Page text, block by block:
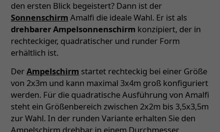
den ersten Blick begeistert? Dann ist der
Sonnenschirm Amalfi die ideale Wahl. Er ist als
drehbarer Ampelsonnenschirm konzipiert, der in
rechteckiger, quadratischer und runder Form
erhältlich ist.
DerAmpelschirm startet rechteckig bei einer Größe
von 2x3m und kann maximal 3x4m groß konfiguriert
werden. Für die quadratische Ausführung von Amalfi
steht ein Größenbereich zwischen 2x2m bis 3,5x3,5m
zur Wahl. In der runden Variante erhalten Sie den